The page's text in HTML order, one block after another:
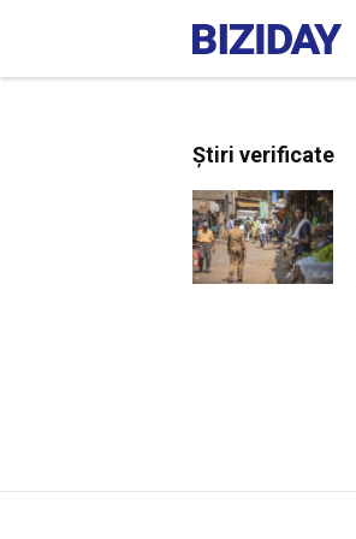
Știri verificate